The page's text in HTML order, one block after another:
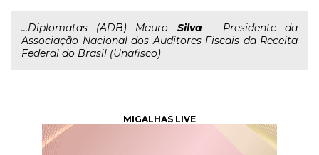
...Diplomatas (ADB) Mauro Silva- Presidente da
Associação Nacional dos Auditores Fiscais da Receita
Federal do Brasil (Unafisco)
MIGALHAS LIVE